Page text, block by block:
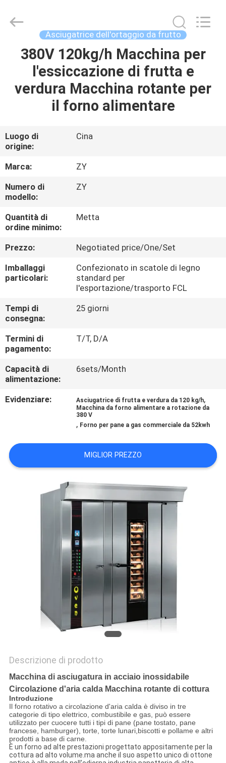
CASA
PRODOTTI
NOI
GIRO
DELLA
FABBRICA
CONTROLLO
DI
QUALITÀ
CONTATTICI
NOTIZIE
CASI
frenchfriesline.com.
Reserved.
Developed
Asciugatrice dell'ortaggio da frutto
380V 120kg/h Macchina per
l'essiccazione di frutta e
verdura Macchina rotante per
il forno alimentare
Luogo di
origine:
Cina
Marca:
ZY
Numero di
modello:
ZY
Quantità di
ordine minimo:
Metta
Prezzo:
Negotiated price/One/Set
Imballaggi
particolari:
Confezionato in scatole di legno
standard per
l'esportazione/trasporto FCL
Tempi di
consegna:
25 giorni
Termini di
pagamento:
T/T, D/A
Capacità di
alimentazione:
6sets/Month
Evidenziare: Asciugatrice di frutta e verdura da 120 kg/h,
Macchina da forno alimentare a rotazione da
380 V
, Forno per pane a gas commerciale da 52kwh
MIGLIOR PREZZO
Descrizione di prodotto
Macchina di asciugatura in acciaio inossidabile
Circolazione d'aria calda Macchina rotante di cottura
Introduzione
Il forno rotativo a circolazione d'aria calda è diviso in tre
categorie di tipo elettrico, combustibile e gas, può essere
utilizzato per cuocere tutti i tipi di pane (pane tostato, pane
francese, hamburger), torte, torte lunari,biscotti e pollame e altri
prodotti a base di carne.
È un forno ad alte prestazioni progettato appositamente per la
cottura ad alto volume.ma anche il suo aspetto unico di ottone